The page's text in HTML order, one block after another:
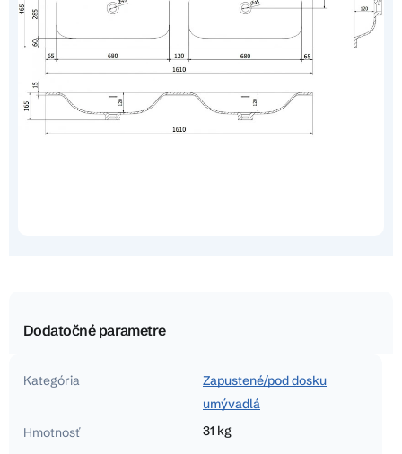
Dodatočné parametre
Kategória
Zapustené/pod dosku
umývadlá
Hmotnosť
31 kg